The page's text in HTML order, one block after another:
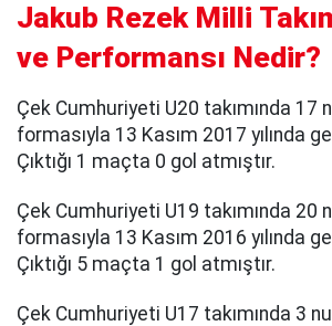
Jakub Rezek Milli
ve Performansı Nedir?
Çek Cumhuriyeti U20 takımında 17
formasıyla 13 Kasım 2017 yılında
Çıktığı 1 maçta 0 gol atmıştır.
Çek Cumhuriyeti U19 takımında 20
formasıyla 13 Kasım 2016 yılında
Çıktığı 5 maçta 1 gol atmıştır.
Çek Cumhuriyeti U17 takımında 3